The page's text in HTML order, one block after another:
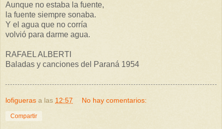
Aunque no estaba la fuente,
la fuente siempre sonaba.
Y el agua que no corría
volvió para darme agua.
RAFAEL ALBERTI
Baladas y canciones del Paraná 1954
lofigueras a las 12:57 No hay comentarios:
Compartir